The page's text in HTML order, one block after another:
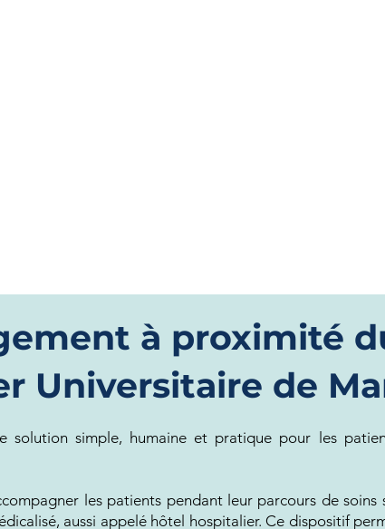
à proximité
Universitaire de
solution simple, humaine et pratique pour les
les patients pendant leur parcours de soins
aussi appelé hôtel hospitalier. Ce dispositif